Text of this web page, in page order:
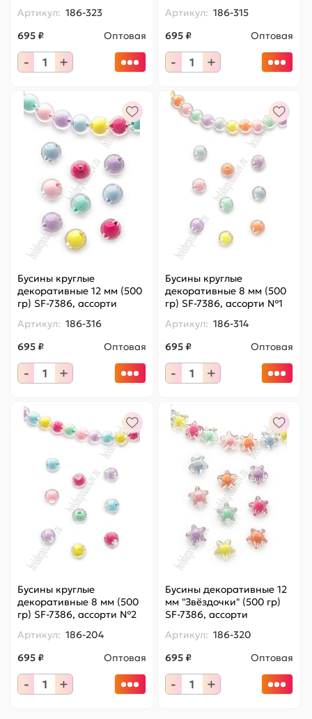
Артикул: 186-323
695 ₽
Оптовая
- +
Артикул: 186-315
695 ₽
Оптовая
- +
Бусины круглые
декоративные 12 мм (500
гр) SF-7386, ассорти
Артикул: 186-316
695 ₽
Оптовая
- +
Бусины круглые
декоративные 8 мм (500
гр) SF-7386, ассорти №1
Артикул: 186-314
695 ₽
Оптовая
- +
Бусины круглые
декоративные 8 мм (500
гр) SF-7386, ассорти №2
Артикул: 186-204
695 ₽
Оптовая
- +
Бусины декоративные 12
мм "Звёздочки" (500 гр)
SF-7386, ассорти
Артикул: 186-320
695 ₽
Оптовая
- +